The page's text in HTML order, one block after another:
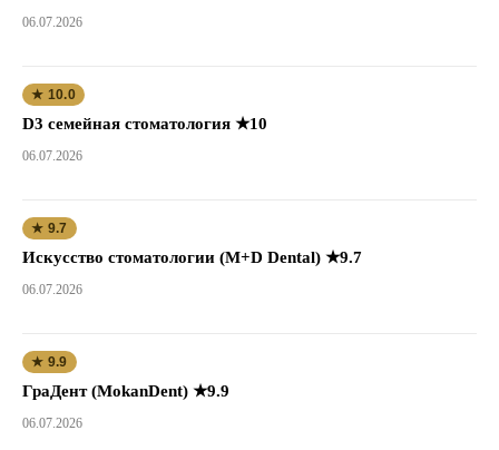
06.07.2026
★ 10.0
D3 семейная стоматология ★10
06.07.2026
★ 9.7
Искусство стоматологии (M+D Dental) ★9.7
06.07.2026
★ 9.9
ГраДент (MokanDent) ★9.9
06.07.2026